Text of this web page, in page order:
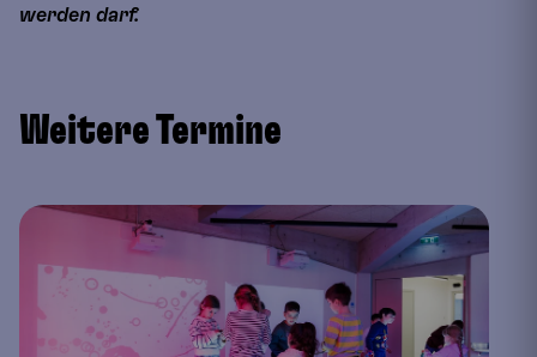
werden darf.
Weitere Termine